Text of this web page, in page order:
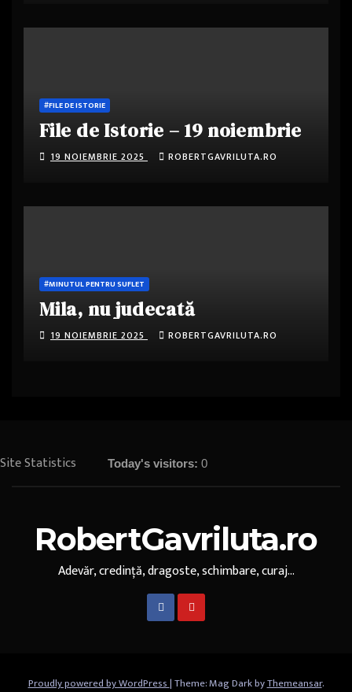
#FILE DE ISTORIE
File de Istorie – 19 noiembrie
19 NOIEMBRIE 2025 ROBERTGAVRILUTA.RO
#MINUTUL PENTRU SUFLET
Mila, nu judecată
19 NOIEMBRIE 2025 ROBERTGAVRILUTA.RO
Site Statistics Today's visitors: 0
RobertGavriluta.ro
Adevăr, credință, dragoste, schimbare, curaj...
Proudly powered by WordPress|Theme: Mag Dark byThemeansar.